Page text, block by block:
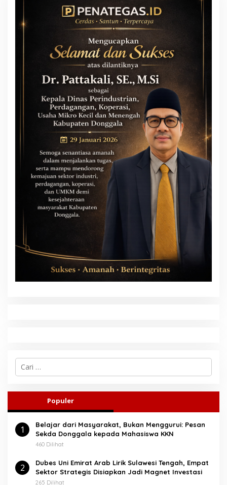
C
i
n
u
k
Populer
1
Belajar dari Masyarakat, Bukan Menggurui: Pesan
Sekda Donggala kepada Mahasiswa KKN
460 Dilihat
2
Dubes Uni Emirat Arab Lirik Sulawesi Tengah, Empat
Sektor Strategis Disiapkan Jadi Magnet Investasi
265 Dilihat